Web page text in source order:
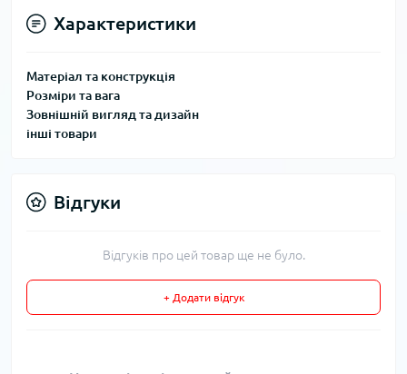
Характеристики
Матеріал та конструкція
Розміри та вага
Зовнішній вигляд та дизайн
інші товари
Відгуки
Відгуків про цей товар ще не було.
+ Додати відгук